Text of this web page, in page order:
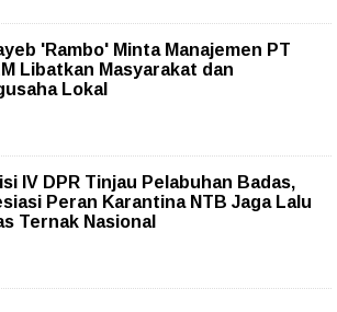
'Rambo' Minta Manajemen PT
Libatkan Masyarakat dan
Lokal
IV DPR Tinjau Pelabuhan Badas,
Peran Karantina NTB Jaga Lalu
Ternak Nasional